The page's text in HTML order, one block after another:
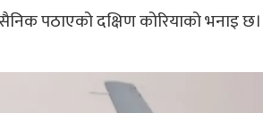
पठाएको दक्षिण कोरियाको भनाइ छ।